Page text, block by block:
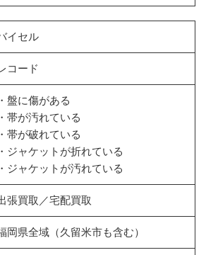
イセル
コード
・盤に傷がある
・帯が汚れている
・帯が破れている
・ジャケットが折れている
・ジャケットが汚れている
張買取／宅配買取
岡県全域（久留米市も含む）